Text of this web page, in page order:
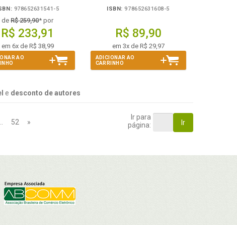
978652631541-5
deR$ 259,90* por
R$ 233,91
em 6x de R$ 38,99
AO
ISBN: 978652631608-5
R$ 89,90
em 3x de R$ 29,97
ADICIONAR AO
CARRINHO
e desconto de autores
52 »
Ir para
página:
Ir